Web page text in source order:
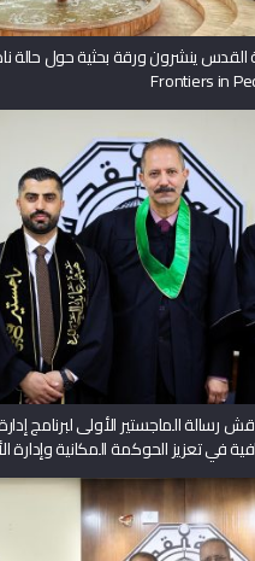
ينشرون ورقة بحثية حول حالة
رسالة الماجستير الأولى لبرنامج
في تعزيز الحوكمة المكانية وإدارة